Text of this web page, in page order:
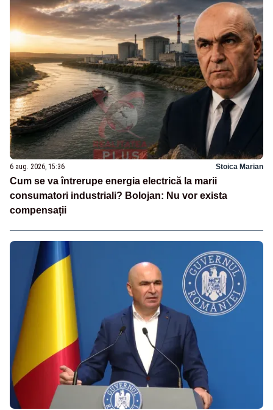
6 aug. 2026, 15:36 Stoica Marian
Cum se va întrerupe energia electrică la marii
consumatori industriali? Bolojan: Nu vor exista
compensații